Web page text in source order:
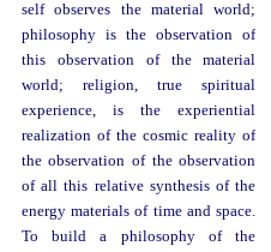
self observes the material world;
philosophy is the observation of
this observation of the material
world; religion, true spiritual
experience, is the experiential
realization of the cosmic reality of
the observation of the observation
of all this relative synthesis of the
energy materials of time and space.
To build a philosophy of the